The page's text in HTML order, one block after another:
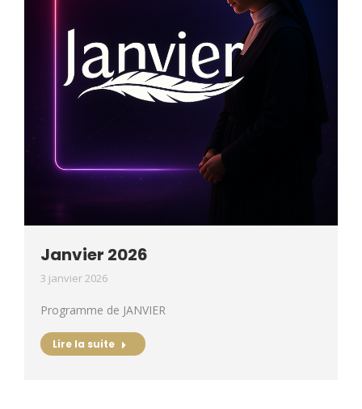
Janvier 2026
3 janvier 2026
Programme de JANVIER
Lire la suite